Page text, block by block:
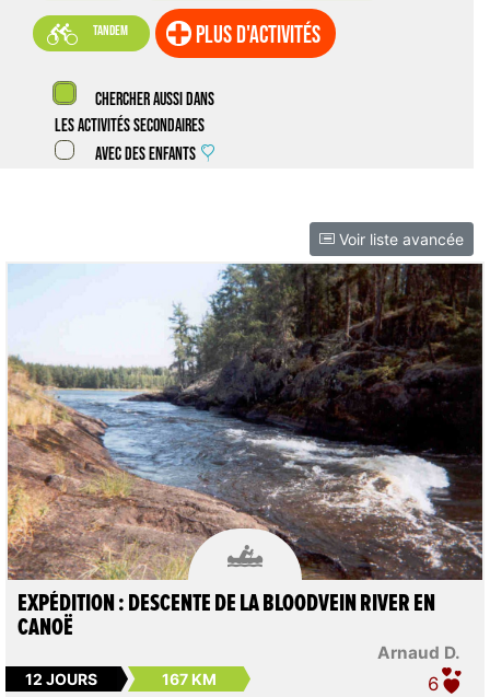
 tandem plus d'activités
Chercher aussi dans
les activités secondaires
Avec des enfants
Voir liste avancée

Arnaud D.
EXPÉDITION : DESCENTE DE LA BLOODVEIN RIVER EN
CANOË
12 JOURS 167 KM 6